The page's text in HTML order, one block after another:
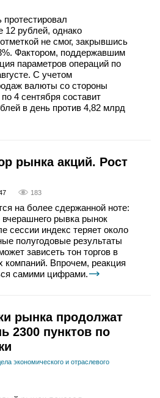
12 рублей, однако
не смог, закрывшись
Фактором, поддержавшим
параметров операций по
С учетом
валюты со стороны
4 сентября составит
в день против 4,82 млрд
рынка акций. Рост
183
на более сдержанной ноте:
рывка рынок
сессии индекс теряет около
полугодовые результаты
зависеть тон торгов в
компаний. Впрочем, реакция
самими цифрами.
рынка продолжат
2300 пунктов по
экономического и отраслевого